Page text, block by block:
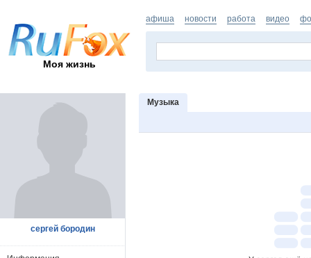
Моя жизнь
афиша новости работа видео
Музыка
сергей бородин